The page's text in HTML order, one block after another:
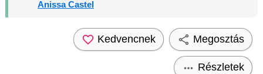
Anissa Castel
Kedvencnek Megosztás
Részletek